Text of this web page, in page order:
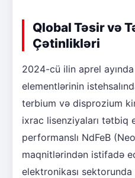
Qlobal Təsir və
Çətinlikləri
2024-cü ilin aprel
elementlərinin
terbium və disprozium
ixrac lisenziyaları tətbiq
performanslı NdFeB
maqnitlərindən istifadə
elektronikası